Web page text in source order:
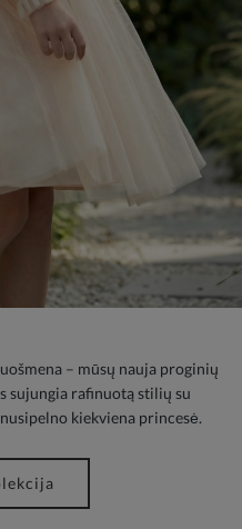
– mūsų nauja proginių
sujungia rafinuotą stilių su
kiekviena princesė.